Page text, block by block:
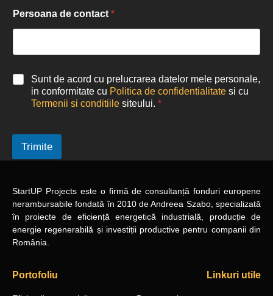
Persoana de contact *
Sunt de acord cu prelucrarea datelor mele personale,
in conformitate cu Politica de confidentialitate si cu
Termenii si conditiile siteului. *
Trimite
StartUP Projectseste o firmă de consultanță fonduri europene
nerambursabilefondată în 2010de Andreea Szabo, specializată
în proiecte de eficiență energetică industrială, producție de
energie regenerabilă și investiții productive pentru companii din
România.
Portofoliu Linkuri utile